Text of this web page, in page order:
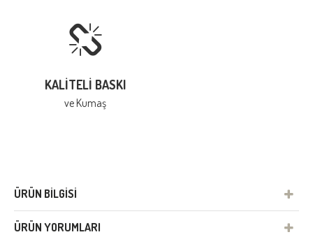
KALITELI BASKI
ve Kumaş
ÜRÜN BILGISI
ÜRÜN YORUMLARI